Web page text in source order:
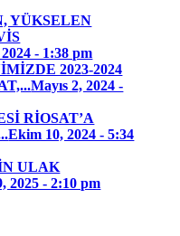
YÜKSELEN
- 1:38 pm
2023-2024
Mayıs 2, 2024 -
RİOSAT’A
Ekim 10, 2024 - 5:34
ULAK
2025 - 2:10 pm